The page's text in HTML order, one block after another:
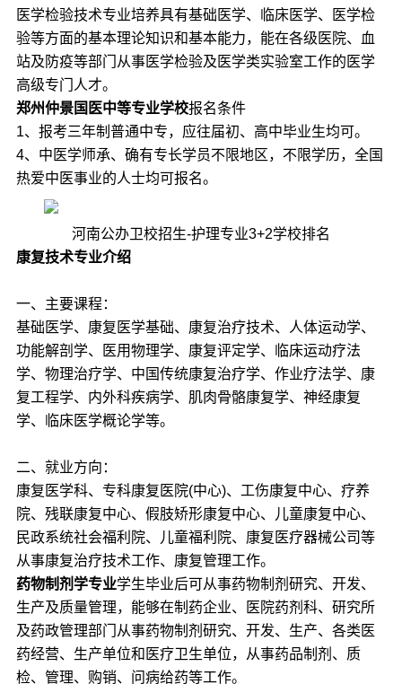
医学检验技术专业培养具有基础医学、临床医学、医学检
验等方面的基本理论知识和基本能力，能在各级医院、血
站及防疫等部门从事医学检验及医学类实验室工作的医学
高级专门人才。
郑州仲景国医中等专业学校报名条件
1、报考三年制普通中专，应往届初、高中毕业生均可。
4、中医学师承、确有专长学员不限地区，不限学历，全国
热爱中医事业的人士均可报名。
河南公办卫校招生-护理专业3+2学校排名
康复技术专业介绍
一、主要课程：
基础医学、康复医学基础、康复治疗技术、人体运动学、
功能解剖学、医用物理学、康复评定学、临床运动疗法
学、物理治疗学、中国传统康复治疗学、作业疗法学、康
复工程学、内外科疾病学、肌肉骨骼康复学、神经康复
学、临床医学概论学等。
二、就业方向：
康复医学科、专科康复医院(中心)、工伤康复中心、疗养
院、残联康复中心、假肢矫形康复中心、儿童康复中心、
民政系统社会福利院、儿童福利院、康复医疗器械公司等
从事康复治疗技术工作、康复管理工作。
药物制剂学专业学生毕业后可从事药物制剂研究、开发、
生产及质量管理，能够在制药企业、医院药剂科、研究所
及药政管理部门从事药物制剂研究、开发、生产、各类医
药经营、生产单位和医疗卫生单位，从事药品制剂、质
检、管理、购销、问病给药等工作。